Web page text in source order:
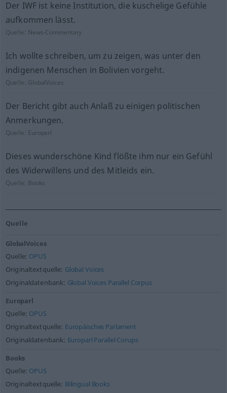
Der IWF ist keine Institution, die kuschelige Gefühle
aufkommen lässt.
Quelle: News-Commentary
Ich wollte schreiben, um zu zeigen, was unter den
indigenen Menschen in Bolivien vorgeht.
Quelle: GlobalVoices
Der Bericht gibt auch Anlaß zu einigen politischen
Anmerkungen.
Quelle: Europarl
Dieses wunderschöne Kind flößte ihm nur ein Gefühl
des Widerwillens und des Mitleids ein.
Quelle: Books
Quelle
GlobalVoices
Quelle: OPUS
Originaltextquelle: Global Voices
Originaldatenbank: Global Voices Parallel Corpus
Europarl
Quelle: OPUS
Originaltextquelle: Europäisches Parlament
Originaldatenbank: Europarl Parallel Corups
Books
Quelle: OPUS
Originaltextquelle: Bilingual Books